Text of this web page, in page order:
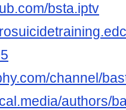
bsta.iptv
channel/
authors/